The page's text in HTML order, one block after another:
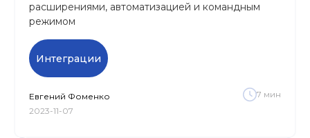
расширениями, автоматизацией и командным
режимом
Интеграции
Евгений Фоменко
2023-11-07
7 мин